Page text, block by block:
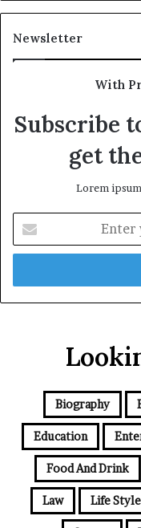
Newsletter
With
Subscribe
get
Lorem
your
Email
Biography
Education
Food And Drink
Law Life Style